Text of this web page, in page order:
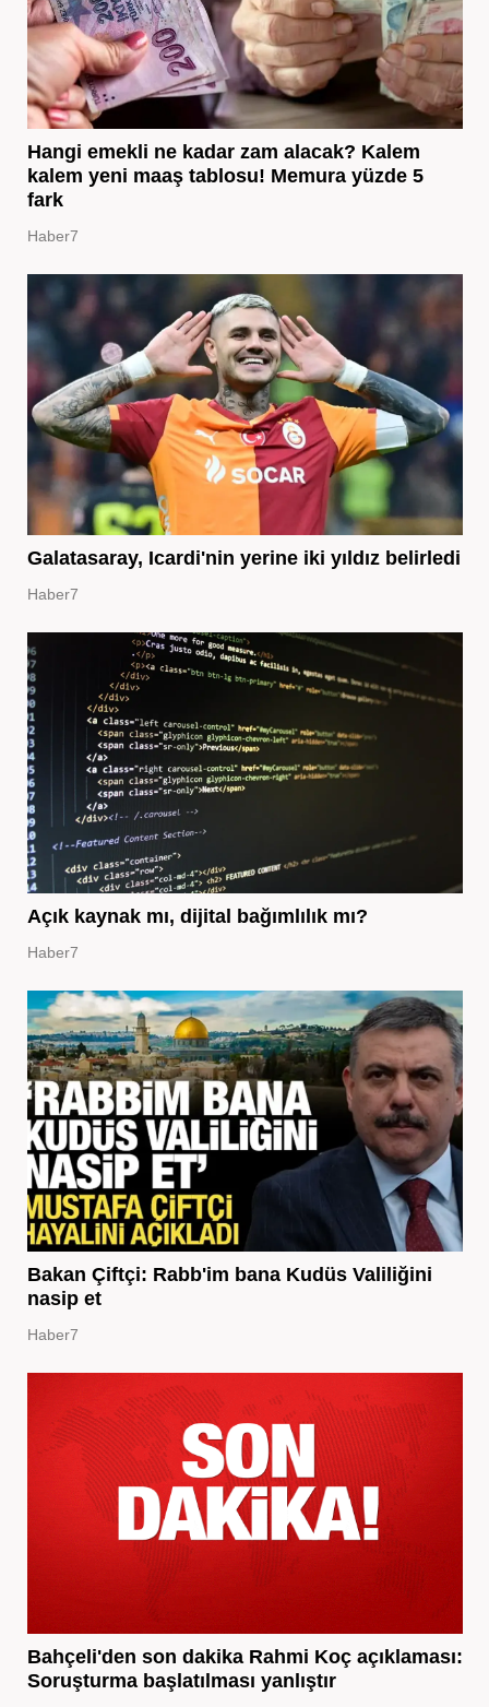
Hangi emekli ne kadar zam alacak? Kalem
kalem yeni maaş tablosu! Memura yüzde 5
fark
Haber7
Galatasaray, Icardi'nin yerine iki yıldız belirledi
Haber7
Açık kaynak mı, dijital bağımlılık mı?
Haber7
Bakan Çiftçi: Rabb'im bana Kudüs Valiliğini
nasip et
Haber7
Bahçeli'den son dakika Rahmi Koç açıklaması:
Soruşturma başlatılması yanlıştır